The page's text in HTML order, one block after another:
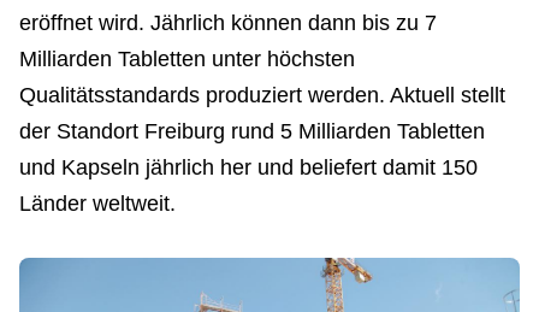
eröffnet wird. Jährlich können dann bis zu 7
Milliarden Tabletten unter höchsten
Qualitätsstandards produziert werden. Aktuell stellt
der Standort Freiburg rund 5 Milliarden Tabletten
und Kapseln jährlich her und beliefert damit 150
Länder weltweit.